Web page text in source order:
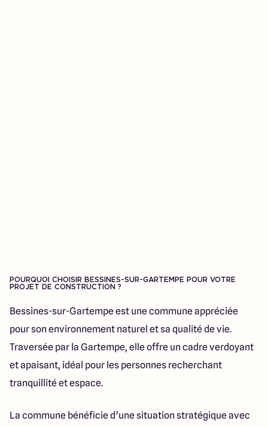
POURQUOI CHOISIR BESSINES-SUR-GARTEMPE POUR VOTRE
PROJET DE CONSTRUCTION ?
Bessines-sur-Gartempe est une commune appréciée
pour son environnement naturel et sa qualité de vie.
Traversée par la Gartempe, elle offre un cadre verdoyant
et apaisant, idéal pour les personnes recherchant
tranquillité et espace.
La commune bénéficie d’une situation stratégique avec